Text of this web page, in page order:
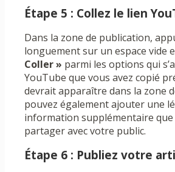
Étape 5 : Collez le lien
Dans la zone de publication,
longuement sur un espace vide
Coller » parmi les options qui
YouTube que vous avez copié
devrait apparaître dans la zone
pouvez également ajouter une
information supplémentaire
partager avec votre public.
Étape 6 : Publiez votre